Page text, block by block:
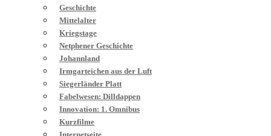
Geschichte
Mittelalter
Kriegstage
Netphener Geschichte
Johannland
Irmgarteichen aus der Luft
Siegerländer Platt
Fabelwesen: Dilldappen
Innovation: 1. Omnibus
Kurzfilme